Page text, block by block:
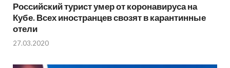
Российский турист умер от коронавируса на
Кубе. Всех иностранцев свозят в карантинные
отели
27.03.2020